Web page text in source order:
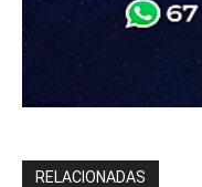
RELACIONADAS